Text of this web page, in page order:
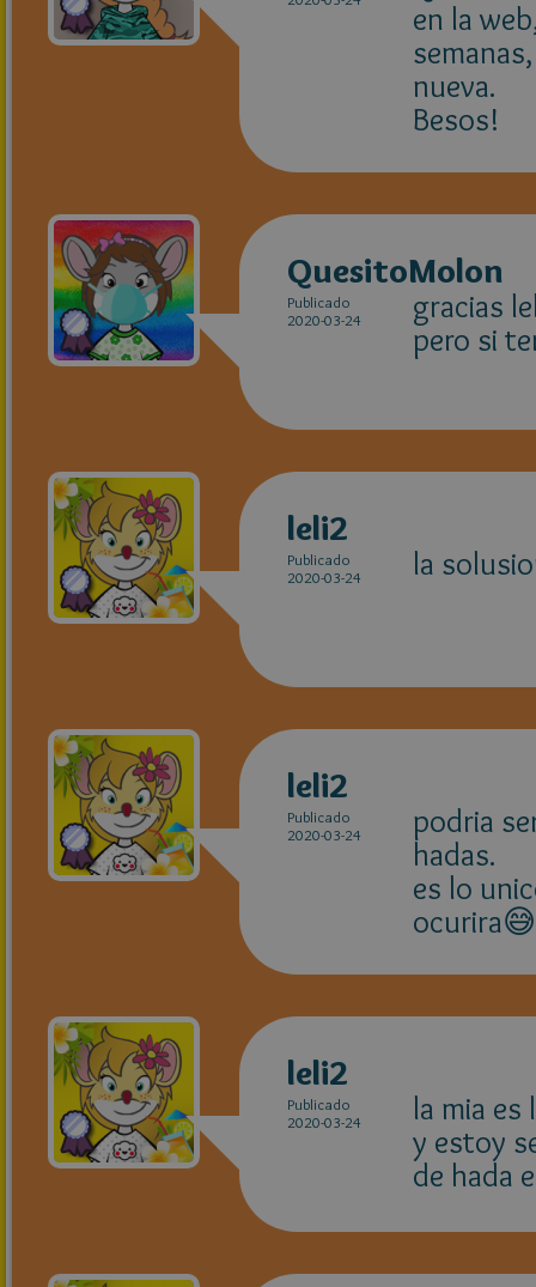
en la
nueva.
Besos!
QuesitoMolon
Publicado
2020-03-24
gracias
pero si
leli2
Publicado
2020-03-24
la
leli2
Publicado
2020-03-24
podria
hadas.
es lo
leli2
Publicado
2020-03-24
la mia
y estoy
de hada